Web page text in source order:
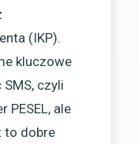
(IKP).
kluczowe
czyli
PESEL, ale
to dobre